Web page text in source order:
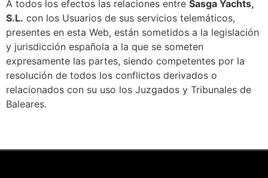
A todos los efectos las relaciones entre Sasga Yachts,
S.L. con los Usuarios de sus servicios telemáticos,
presentes en esta Web, están sometidos a la legislación
y jurisdicción española a la que se someten
expresamente las partes, siendo competentes por la
resolución de todos los conflictos derivados o
relacionados con su uso los Juzgados y Tribunales de
Baleares.